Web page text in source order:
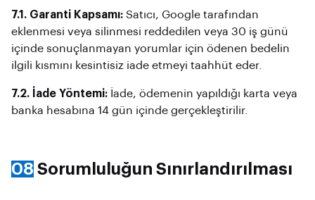
7.1. Garanti Kapsamı: Satıcı, Google tarafından
eklenmesi veya silinmesi reddedilen veya 30 iş günü
içinde sonuçlanmayan yorumlar için ödenen bedelin
ilgili kısmını kesintisiz iade etmeyi taahhüt eder.
7.2. İade Yöntemi: İade, ödemenin yapıldığı karta veya
banka hesabına 14 gün içinde gerçekleştirilir.
08 Sorumluluğun Sınırlandırılması